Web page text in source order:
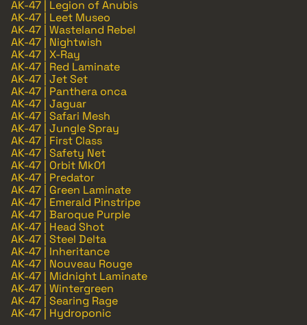
AK-47 | Legion of Anubis
AK-47 | Leet Museo
AK-47 | Wasteland Rebel
AK-47 | Nightwish
AK-47 | X-Ray
AK-47 | Red Laminate
AK-47 | Jet Set
AK-47 | Panthera onca
AK-47 | Jaguar
AK-47 | Safari Mesh
AK-47 | Jungle Spray
AK-47 | First Class
AK-47 | Safety Net
AK-47 | Orbit Mk01
AK-47 | Predator
AK-47 | Green Laminate
AK-47 | Emerald Pinstripe
AK-47 | Baroque Purple
AK-47 | Head Shot
AK-47 | Steel Delta
AK-47 | Inheritance
AK-47 | Nouveau Rouge
AK-47 | Midnight Laminate
AK-47 | Wintergreen
AK-47 | Searing Rage
AK-47 | Hydroponic